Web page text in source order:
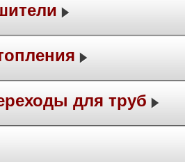
для труб